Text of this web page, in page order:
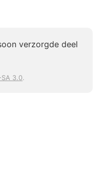
verzorgde deel
SA 3.0.